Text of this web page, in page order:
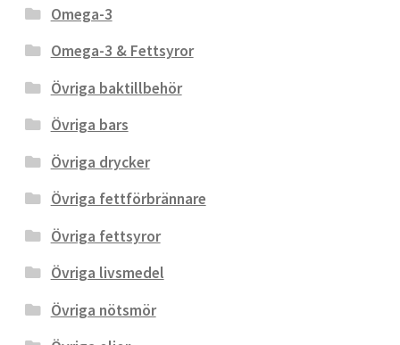
Omega-3
Omega-3 & Fettsyror
Övriga baktillbehör
Övriga bars
Övriga drycker
Övriga fettförbrännare
Övriga fettsyror
Övriga livsmedel
Övriga nötsmör